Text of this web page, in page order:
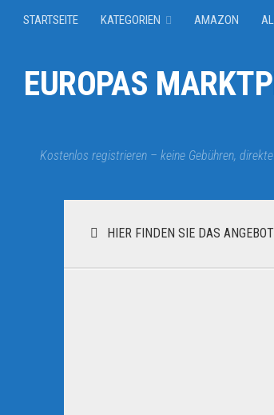
STARTSEITE KATEGORIEN AMAZON
EUROPAS
Kostenlos registrieren – keine Gebühren,
HIER FINDEN SIE DAS